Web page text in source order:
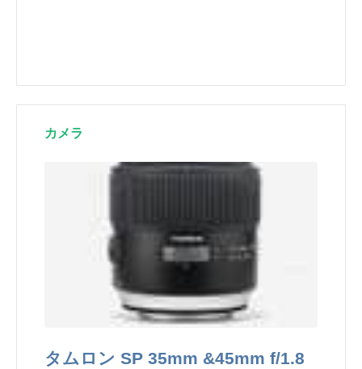
カメラ
タムロン SP 35mm &45mm f/1.8